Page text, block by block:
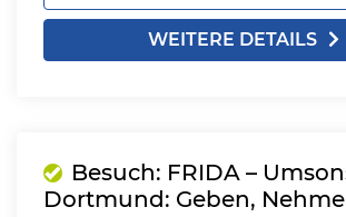
WEITERE DETAILS
Besuch: FRIDA –
Dortmund: Geben,